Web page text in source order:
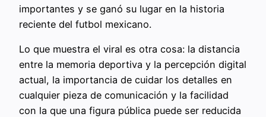
importantes y se ganó su lugar en la historia
reciente del futbol mexicano.
Lo que muestra el viral es otra cosa: la distancia
entre la memoria deportiva y la percepción digital
actual, la importancia de cuidar los detalles en
cualquier pieza de comunicación y la facilidad
con la que una figura pública puede ser reducida